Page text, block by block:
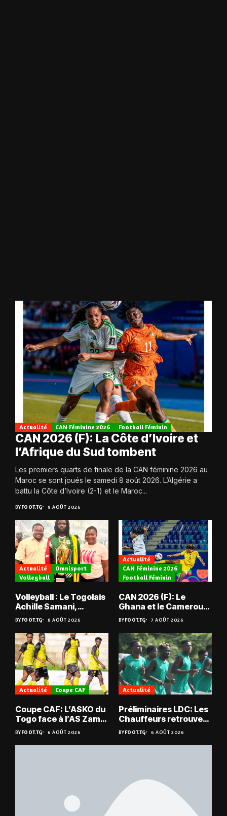
Actualité CAN Féminine 2026 Football Féminin
CAN 2026 (F): La Côte d’Ivoire et
l’Afrique du Sud tombent
Les premiers quarts de finale de la CAN féminine 2026 au
Maroc se sont joués le samedi 8 août 2026. L’Algérie a
battu la Côte d’Ivoire (2-1) et le Maroc...
BYFOOT.TG 9 AOÛT 2026
Actualité
Omnisport
Volleyball
Volleyball : Le Togolais
Achille Samani,
champion du Bénin !
BYFOOT.TG 8 AOÛT 2026
Actualité
CAN Féminine 2026
Football Féminin
CAN 2026 (F): Le
Ghana et le Cameroun
en quarts
BYFOOT.TG 7 AOÛT 2026
Actualité Coupe CAF
Coupe CAF: L’ASKO du
Togo face à l’AS Zam
du Niger
BYFOOT.TG 6 AOÛT 2026
Actualité
Préliminaires LDC: Les
Chauffeurs retrouvent
les Mimos
BYFOOT.TG 6 AOÛT 2026